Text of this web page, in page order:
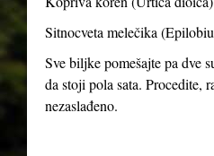
Sitnocveta melečika
Sve biljke pomešajte pa dve
da stoji pola sata. Procedite,
nezaslađeno.